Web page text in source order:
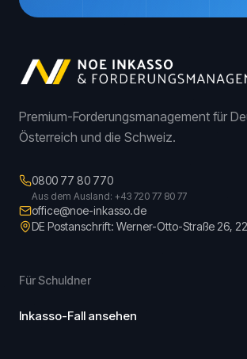
Premium-Forderungsmanagement für
Österreich und die Schweiz.
0800 77 80 770
Aus dem Ausland: +43 720 77 80 77
office@noe-inkasso.de
DE Postanschrift: Werner-Otto-Straße 26,
Für Schuldner
Inkasso-Fall ansehen